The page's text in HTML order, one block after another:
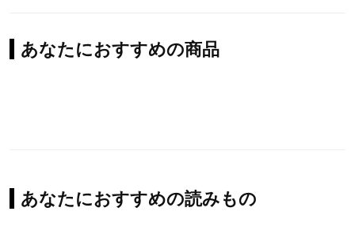
あなたにおすすめの商品
あなたにおすすめの読みもの